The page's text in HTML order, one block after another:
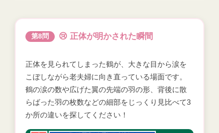
第8問 😢 正体が明かされた瞬間
正体を見られてしまった鶴が、大きな目から涙を
こぼしながら老夫婦に向き直っている場面です。
鶴の涙の数や広げた翼の先端の羽の形、背後に散
らばった羽の枚数などの細部をじっくり見比べて3
か所の違いを探してください！